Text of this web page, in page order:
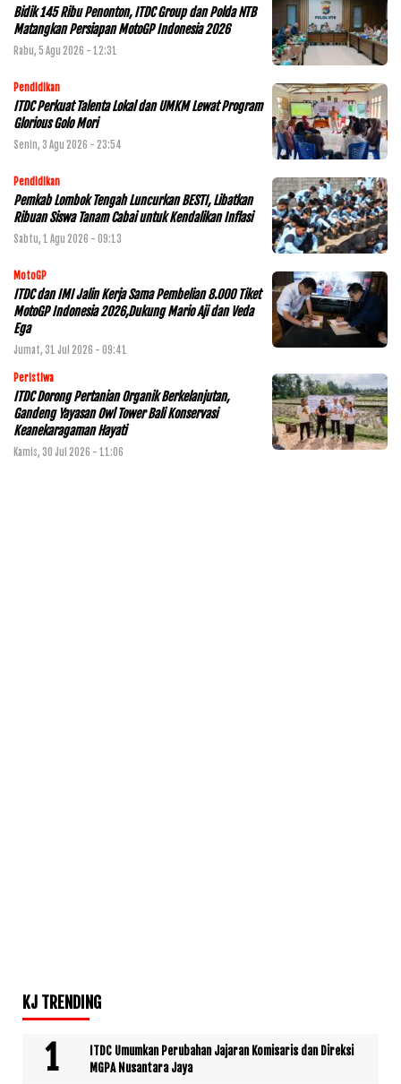
Bidik 145 Ribu Penonton, ITDC Group dan Polda NTB
Matangkan Persiapan MotoGP Indonesia 2026
Rabu, 5 Agu 2026 - 12:31
Pendidikan
ITDC Perkuat Talenta Lokal dan UMKM Lewat Program
Glorious Golo Mori
Senin, 3 Agu 2026 - 23:54
Pendidikan
Pemkab Lombok Tengah Luncurkan BESTI, Libatkan
Ribuan Siswa Tanam Cabai untuk Kendalikan Inflasi
Sabtu, 1 Agu 2026 - 09:13
MotoGP
ITDC dan IMI Jalin Kerja Sama Pembelian 8.000 Tiket
MotoGP Indonesia 2026,Dukung Mario Aji dan Veda
Ega
Jumat, 31 Jul 2026 - 09:41
Peristiwa
ITDC Dorong Pertanian Organik Berkelanjutan,
Gandeng Yayasan Owl Tower Bali Konservasi
Keanekaragaman Hayati
Kamis, 30 Jul 2026 - 11:06
KJ TRENDING
ITDC Umumkan Perubahan Jajaran Komisaris dan Direksi
MGPA Nusantara Jaya